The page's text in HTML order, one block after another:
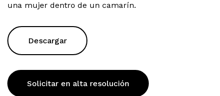
una mujer dentro de un camarín.
Descargar
Solicitar en alta resolución